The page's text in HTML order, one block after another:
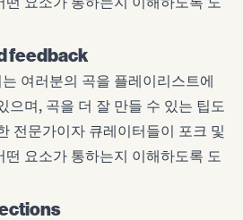
feedback
여러분의 곡을 플레이리스트에
으며, 곡을 더 잘 만들 수 있는 팁도
전문가이자 큐레이터들이 포크 및
요소가 통하는지 이해하도록 도